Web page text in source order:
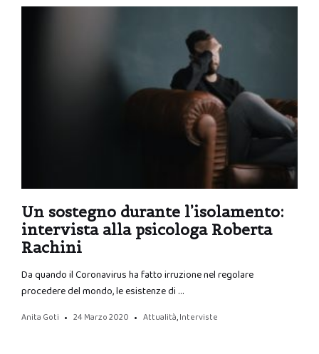
Un sostegno durante l’isolamento:
intervista alla psicologa Roberta
Rachini
Da quando il Coronavirus ha fatto irruzione nel regolare
procedere del mondo, le esistenze di …
Anita Goti 24 Marzo 2020 Attualità,Interviste